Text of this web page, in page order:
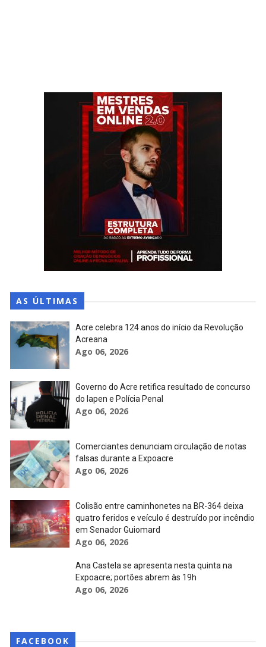
AS ÚLTIMAS
Acre celebra 124 anos do início da Revolução
Acreana
Ago 06, 2026
Governo do Acre retifica resultado de concurso
do Iapen e Polícia Penal
Ago 06, 2026
Comerciantes denunciam circulação de notas
falsas durante a Expoacre
Ago 06, 2026
Colisão entre caminhonetes na BR-364 deixa
quatro feridos e veículo é destruído por incêndio
em Senador Guiomard
Ago 06, 2026
Ana Castela se apresenta nesta quinta na
Expoacre; portões abrem às 19h
Ago 06, 2026
FACEBOOK